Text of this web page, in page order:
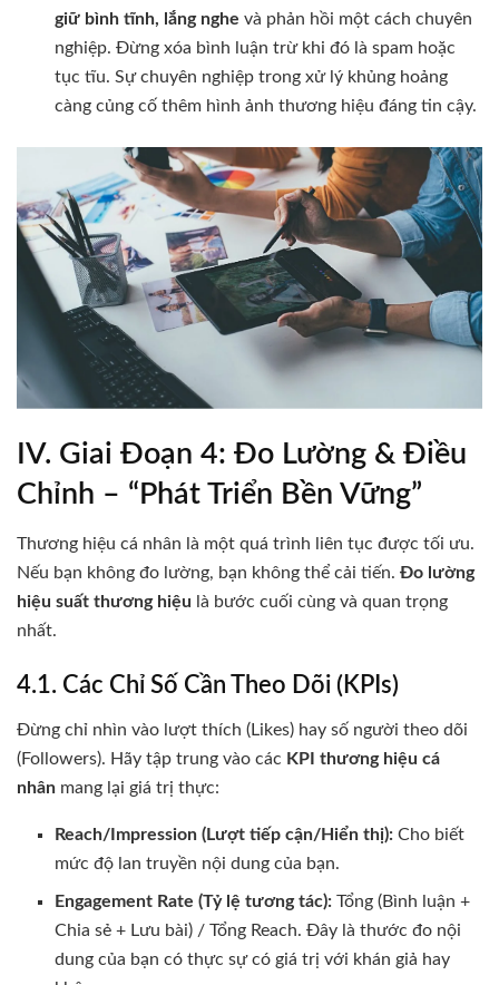
giữ bình tĩnh, lắng nghe và phản hồi một cách chuyên
nghiệp. Đừng xóa bình luận trừ khi đó là spam hoặc
tục tĩu. Sự chuyên nghiệp trong xử lý khủng hoảng
càng củng cố thêm hình ảnh thương hiệu đáng tin cậy.
IV. Giai Đoạn 4: Đo Lường & Điều
Chỉnh – “Phát Triển Bền Vững”
Thương hiệu cá nhân là một quá trình liên tục được tối ưu.
Nếu bạn không đo lường, bạn không thể cải tiến. Đo lường
hiệu suất thương hiệu là bước cuối cùng và quan trọng
nhất.
4.1. Các Chỉ Số Cần Theo Dõi (KPIs)
Đừng chỉ nhìn vào lượt thích (Likes) hay số người theo dõi
(Followers). Hãy tập trung vào các KPI thương hiệu cá
nhân mang lại giá trị thực:
Reach/Impression (Lượt tiếp cận/Hiển thị): Cho biết
mức độ lan truyền nội dung của bạn.
Engagement Rate (Tỷ lệ tương tác): Tổng (Bình luận +
Chia sẻ + Lưu bài) / Tổng Reach. Đây là thước đo nội
dung của bạn có thực sự có giá trị với khán giả hay